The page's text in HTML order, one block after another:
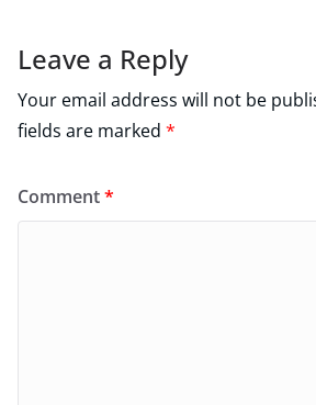
Leave a Reply
Your email address will not be
fields are marked *
Comment*